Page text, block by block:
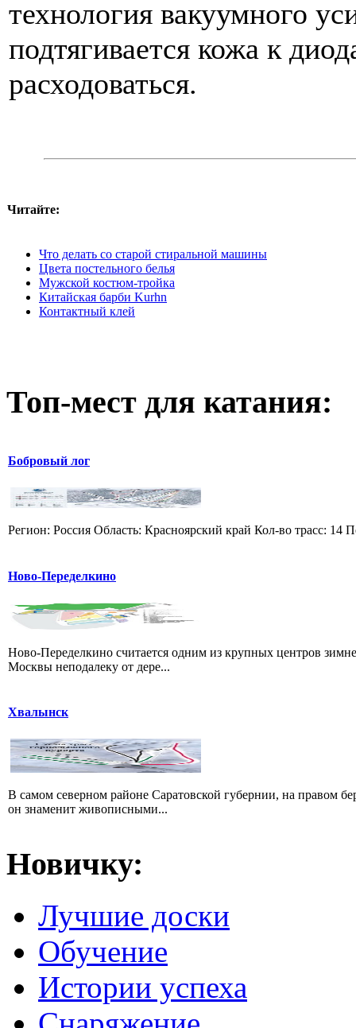
технология вакуумного
подтягивается кожа к
расходоваться.
Читайте:
Что делать со старой стиральной машины
Цвета постельного белья
Мужской костюм-тройка
Китайская барби Kurhn
Контактный клей
Топ-мест для катания:
Бобровый лог
Регион: Россия Область: Красноярский край Кол-во трасс:
Ново-Переделкино
Ново-Переделкино считается одним из крупных центров
Москвы неподалеку от дере...
Хвалынск
В самом северном районе Саратовской губернии, на правом
он знаменит живописными...
Новичку:
Лучшие доски
Обучение
Истории успеха